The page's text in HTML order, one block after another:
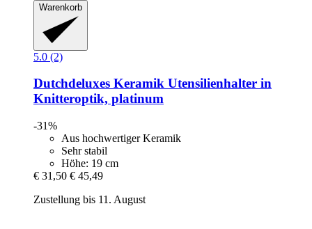
Warenkorb
5.0 (2)
Dutchdeluxes Keramik Utensilienhalter in
Knitteroptik, platinum
-31%
Aus hochwertiger Keramik
Sehr stabil
Höhe: 19 cm
€ 31,50 € 45,49
Zustellung bis 11. August